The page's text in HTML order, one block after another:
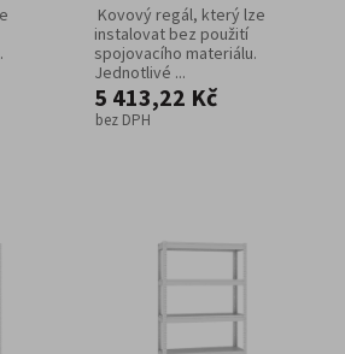
Kovový regál, který lze
instalovat bez použití
spojovacího materiálu.
Jednotlivé ...
5 413,22 Kč
bez DPH